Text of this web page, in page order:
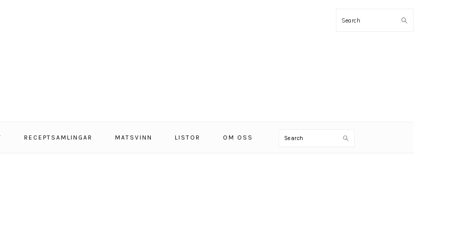
Search
RECEPTSAMLINGAR MATSVINN LISTOR OM OSS Search